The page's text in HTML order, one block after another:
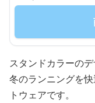
スタンドカラーの
冬のランニングを
トウェアです。